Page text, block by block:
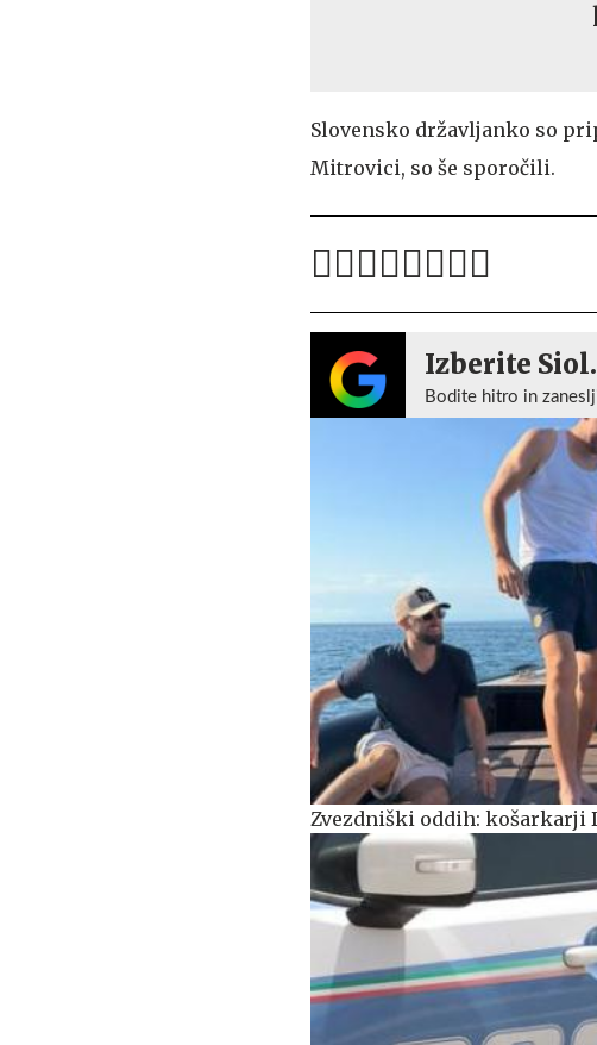
Slovensko državljanko so
Mitrovici, so še sporočili.
Izberite
Bodite hitro in
Zvezdniški oddih: košarkarji